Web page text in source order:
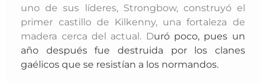
uno de sus líderes, Strongbow, construyó el
primer castillo de Kilkenny, una fortaleza de
madera cerca del actual. Duró poco, pues un
año después fue destruida por los clanes
gaélicos que se resistían a los normandos.